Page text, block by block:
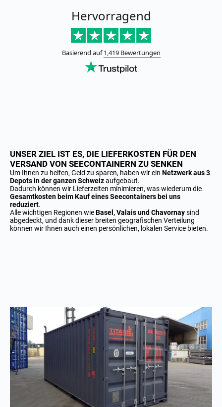
UNSER ZIEL IST ES, DIE LIEFERKOSTEN FÜR DEN
VERSAND VON SEECONTAINERN ZU SENKEN
Um Ihnen zu helfen, Geld zu sparen, haben wir ein Netzwerk aus 3
Depots in der ganzen Schweizaufgebaut.
Dadurch können wir Lieferzeiten minimieren, was wiederum die
Gesamtkosten beim Kauf eines Seecontainers bei uns
reduziert.
Alle wichtigen Regionen wieBasel, Valais und Chavornaysind
abgedeckt, und dank dieser breiten geografischen Verteilung
können wir Ihnen auch einen persönlichen, lokalen Service bieten.